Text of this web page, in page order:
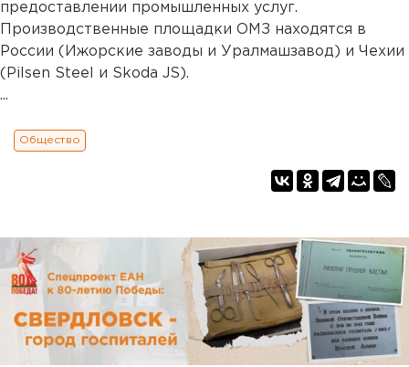
предоставлении промышленных услуг.
Производственные площадки ОМЗ находятся в
России (Ижорские заводы и Уралмашзавод) и Чехии
(Pilsen Steel и Skoda JS).
...
Общество